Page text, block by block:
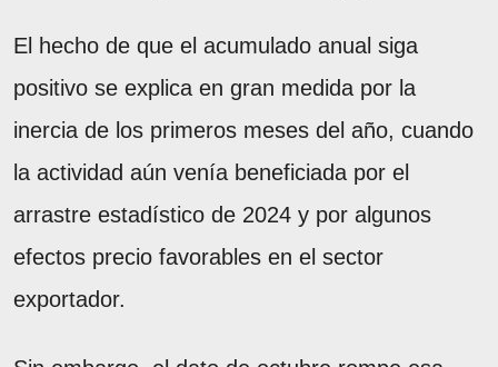
El hecho de que el acumulado anual siga
positivo se explica en gran medida por la
inercia de los primeros meses del año, cuando
la actividad aún venía beneficiada por el
arrastre estadístico de 2024 y por algunos
efectos precio favorables en el sector
exportador.